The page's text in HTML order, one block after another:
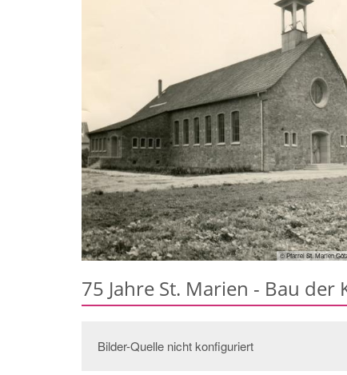
© Pfarrei St. Marien
75 Jahre St. Marien - Bau
Bilder-Quelle nicht konfiguriert